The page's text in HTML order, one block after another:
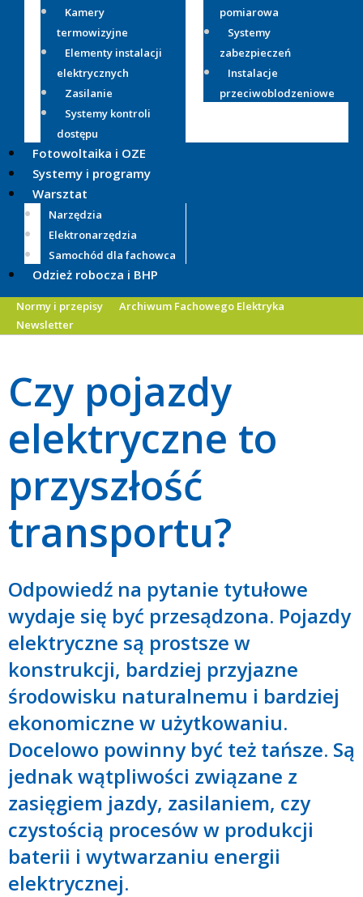
Kamery
termowizyjne
Elementy instalacji
elektrycznych
Zasilanie
Systemy kontroli
dostępu
pomiarowa
Systemy
zabezpieczeń
Instalacje
przeciwoblodzeniowe
Fotowoltaika i OZE
Systemy i programy
Warsztat
Narzędzia
Elektronarzędzia
Samochód dla fachowca
Odzież robocza i BHP
Normy i przepisy
Archiwum Fachowego Elektryka
Newsletter
Czy pojazdy
elektryczne to
przyszłość
transportu?
Odpowiedź na pytanie tytułowe
wydaje się być przesądzona. Pojazdy
elektryczne są prostsze w
konstrukcji, bardziej przyjazne
środowisku naturalnemu i bardziej
ekonomiczne w użytkowaniu.
Docelowo powinny być też tańsze. Są
jednak wątpliwości związane z
zasięgiem jazdy, zasilaniem, czy
czystością procesów w produkcji
baterii i wytwarzaniu energii
elektrycznej.